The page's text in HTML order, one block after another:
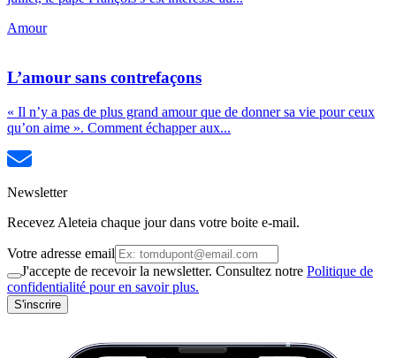
Amour
L’amour sans contrefaçons
« Il n’y a pas de plus grand amour que de donner sa vie pour ceux
qu’on aime ». Comment échapper aux...
Newsletter
Recevez Aleteia chaque jour dans votre boite e-mail.
Votre adresse email
J'accepte de recevoir la newsletter. Consultez notre Politique de
confidentialité pour en savoir plus.
S'inscrire